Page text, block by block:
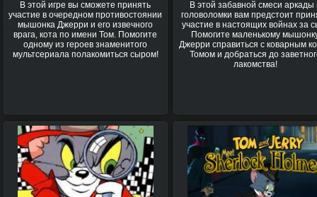
В этой игре вы сможете принять
участие в очередном противостоянии
мышонка Джерри и его извечного
врага, кота по имени Том. Помогите
одному из героев знаменитого
мультсериала полакомиться сыром!
В этой забавной смеси аркады
головоломки вам предстоит
участие в настоящих войнах за
Помогите маленькому
Джерри справиться с коварным
Томом и добраться до
лакомства!